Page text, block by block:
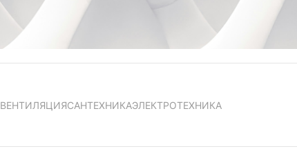
ВЕНТИЛЯЦИЯСАНТЕХНИКАЭЛЕКТРОТЕХНИКА